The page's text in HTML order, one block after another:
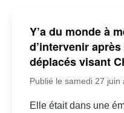
Y’a du monde à
d’intervenir
déplacés visant
Publié le samedi 27 juin
Elle était dans une